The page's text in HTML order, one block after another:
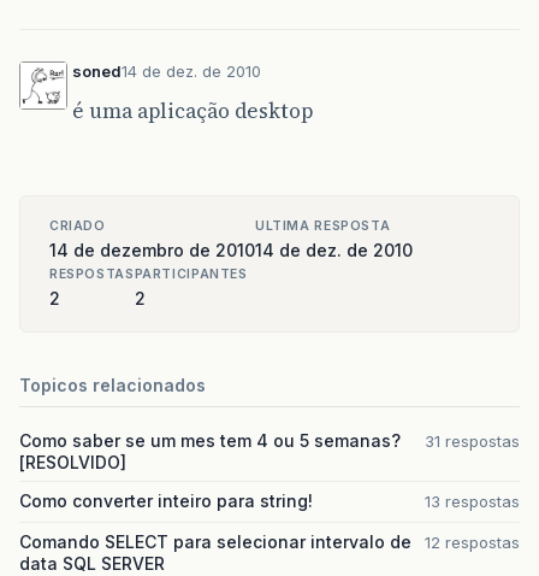
soned14 de dez. de 2010
é uma aplicação desktop
CRIADO
14 de dezembro de 2010
ULTIMA RESPOSTA
14 de dez. de 2010
RESPOSTAS
2
PARTICIPANTES
2
Topicos relacionados
Como saber se um mes tem 4 ou 5 semanas?
[RESOLVIDO]
31 respostas
Como converter inteiro para string! 13 respostas
Comando SELECT para selecionar intervalo de
data SQL SERVER
12 respostas